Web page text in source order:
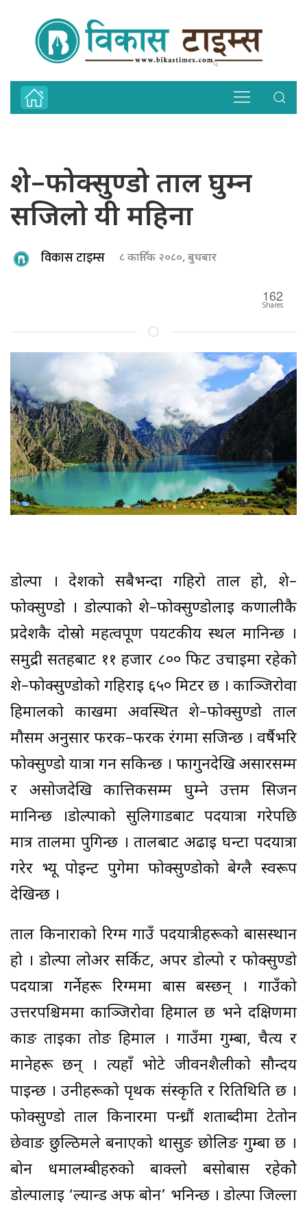
शे–फोक्सुण्डो ताल घुम्न
सजिलो यी महिना
विकास टाइम्स ८ कार्तिक २०८०, बुधबार
162
Shares
डोल्पा । देशको सबैभन्दा गहिरो ताल हो, शे–
फोक्सुण्डो । डोल्पाको शे–फोक्सुण्डोलाई कर्णालीकै
प्रदेशकै दोस्रो महत्वपूर्ण पर्यटकीय स्थल मानिन्छ ।
समुद्री सतहबाट ११ हजार ८०० फिट उचाइमा रहेको
शे–फोक्सुण्डोको गहिराइ ६५० मिटर छ । काञ्जिरोवा
हिमालको काखमा अवस्थित शे–फोक्सुण्डो ताल
मौसम अनुसार फरक–फरक रंगमा सजिन्छ । वर्षैभरि
फोक्सुण्डो यात्रा गर्न सकिन्छ । फागुनदेखि असारसम्म
र असोजदेखि कात्तिकसम्म घुम्ने उत्तम सिजन
मानिन्छ ।डोल्पाको सुलिगाडबाट पदयात्रा गरेपछि
मात्र तालमा पुगिन्छ । तालबाट अढाइ घन्टा पदयात्रा
गरेर भ्यू पोइन्ट पुगेमा फोक्सुण्डोको बेग्लै स्वरूप
देखिन्छ ।
ताल किनाराको रिग्म गाउँ पदयात्रीहरूको बासस्थान
हो । डोल्पा लोअर सर्किट, अपर डोल्पो र फोक्सुण्डो
पदयात्रा गर्नेहरू रिग्ममा बास बस्छन् । गाउँको
उत्तरपश्चिममा काञ्जिरोवा हिमाल छ भने दक्षिणमा
काङ ताईका तोङ हिमाल । गाउँमा गुम्बा, चैत्य र
मानेहरू छन् । त्यहाँ भोटे जीवनशैलीको सौन्दर्य
पाइन्छ । उनीहरूको पृथक संस्कृति र रितिथिति छ ।
फोक्सुण्डो ताल किनारमा पन्ध्रौं शताब्दीमा टेतोन
छेवाङ छुल्ठिमले बनाएको थासुङ छोलिङ गुम्बा छ ।
बोन धर्मालम्बीहरुको बाक्लो बसोबास रहेकोे
डोल्पालाई ‘ल्यान्ड अफ बोन’ भनिन्छ । डोल्पा जिल्ला